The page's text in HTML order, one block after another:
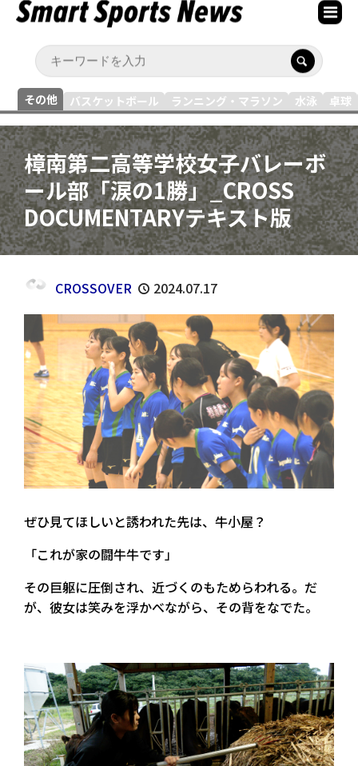
その他 バスケットボール ランニング・マラソン 水泳 卓球
樟南第二高等学校女子バレーボ
ール部「涙の1勝」_CROSS
DOCUMENTARYテキスト版
CROSSOVER 2024.07.17
ぜひ見てほしいと誘われた先は、牛小屋？
「これが家の闘牛牛です」
その巨躯に圧倒され、近づくのもためらわれる。だ
が、彼女は笑みを浮かべながら、その背をなでた。